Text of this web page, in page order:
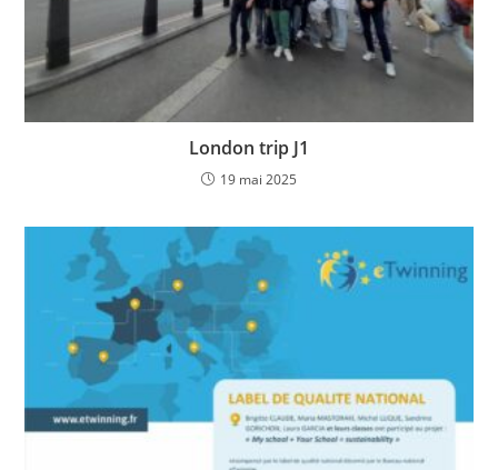
London trip J1
19 mai 2025